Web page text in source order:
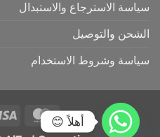
سياسة الاسترجاع والاستبدال
الشحن والتوصيل
سياسة وشروط الاستخدام
أهلاً 😊